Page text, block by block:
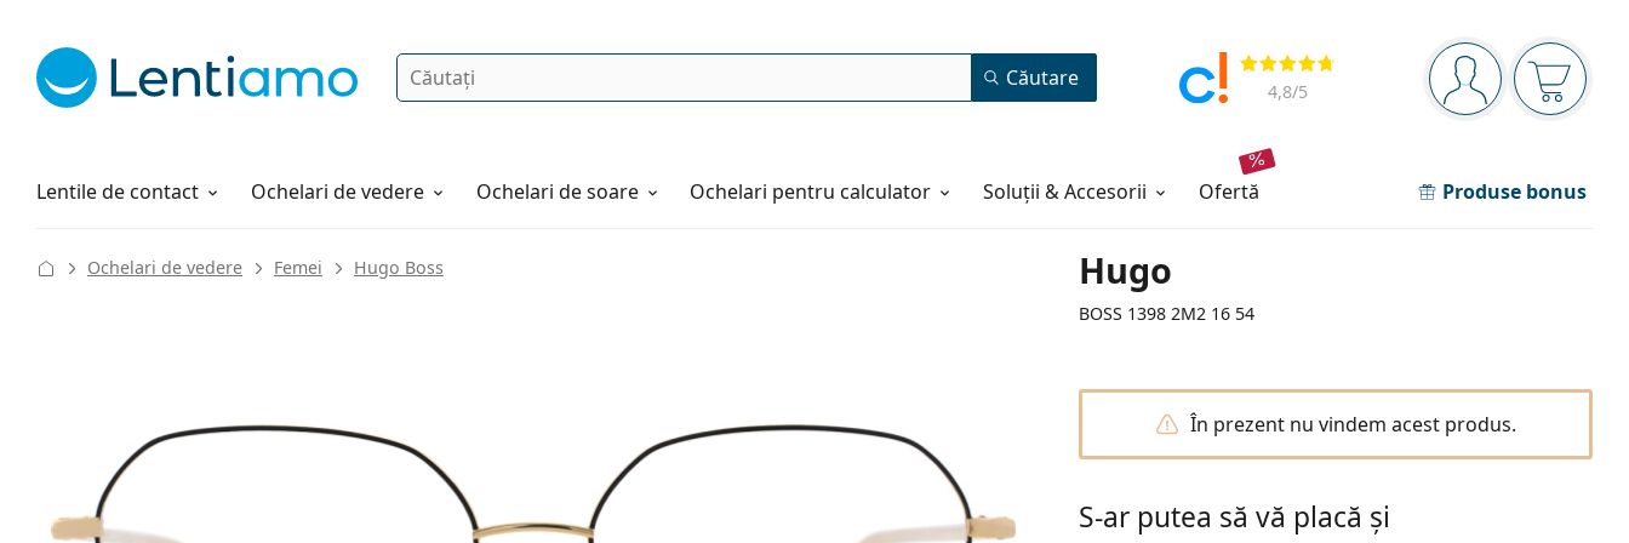
Panou de navigare
Sunteți logat
Coșul
Opinii
4,8/5
Căutare Căutare
Lentile de contact
Soluții Ochelari de vedere Ochelari de soare Ochelari pentru calculator Soluții & Accesorii ofertă Produse bonus
Cum comandați
Hugo
BOSS 1398 2M2 16 54
Ochelari de vedere Femei Hugo Boss
În prezent nu vindem acest produs.
S-ar putea să vă placă și